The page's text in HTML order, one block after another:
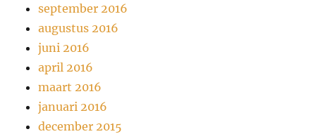
september 2016
augustus 2016
juni 2016
april 2016
maart 2016
januari 2016
december 2015